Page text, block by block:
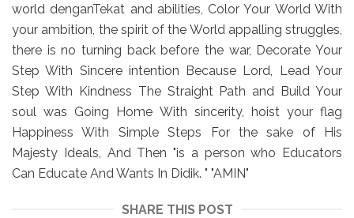
world denganTekat and abilities, Color Your World With
your ambition, the spirit of the World appalling struggles,
there is no turning back before the war, Decorate Your
Step With Sincere intention Because Lord, Lead Your
Step With Kindness The Straight Path and Build Your
soul was Going Home With sincerity, hoist your flag
Happiness With Simple Steps For the sake of His
Majesty Ideals, And Then "is a person who Educators
Can Educate And Wants In Didik. " "AMIN"
SHARE THIS POST